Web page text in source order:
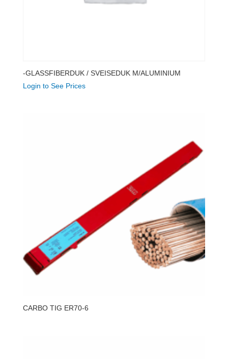
-GLASSFIBERDUK / SVEISEDUK M/ALUMINIUM
Login to See Prices
CARBO TIG ER70-6